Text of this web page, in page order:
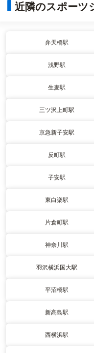
近隣のスポーツ
弁天橋駅
浅野駅
生麦駅
三ツ沢上町駅
京急新子安駅
反町駅
子安駅
東白楽駅
片倉町駅
神奈川駅
羽沢横浜国大駅
平沼橋駅
新高島駅
西横浜駅